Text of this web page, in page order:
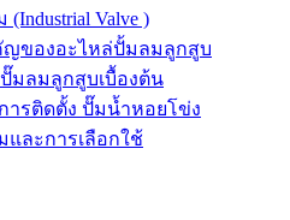
Valve )
ของอะไหล่ปั้มลมลูกสูบ
มลมลูกสูบเบื้องต้น
ารติดตั้ง ปั๊มน้ำหอยโข่ง
ละการเลือกใช้